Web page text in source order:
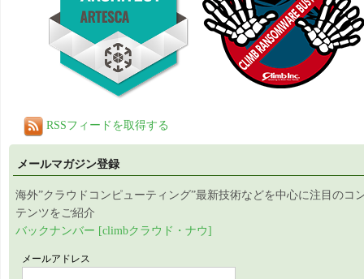
RSSフィードを取得する
メールマガジン登録
海外”クラウドコンピューティング”最新技術などを中心に注目のコ
テンツをご紹介
バックナンバー [climbクラウド・ナウ]